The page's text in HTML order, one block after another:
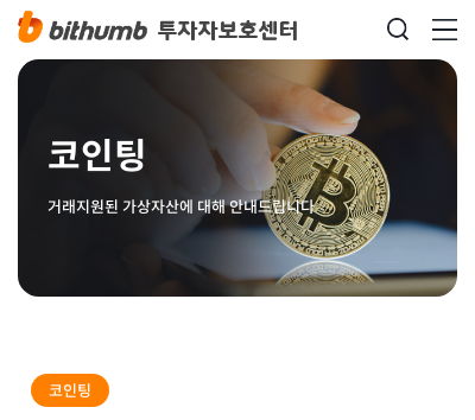
코인팅
거래지원된 가상자산에 대해 안내드립니다
코인팅